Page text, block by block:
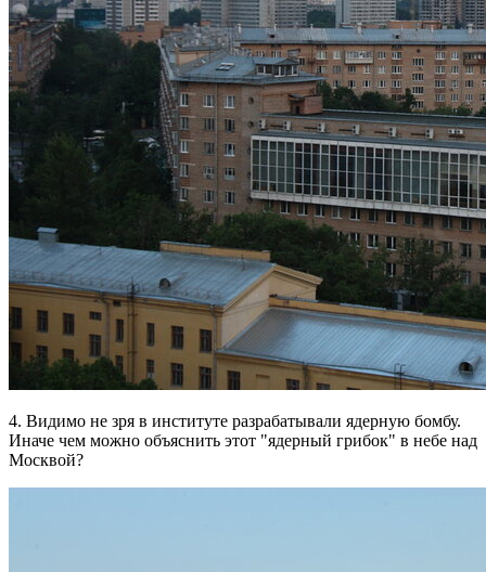
4. Видимо не зря в институте разрабатывали ядерную бомбу.
Иначе чем можно объяснить этот "ядерный грибок" в небе над
Москвой?